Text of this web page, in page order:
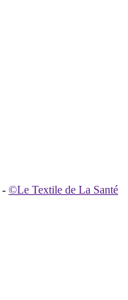
- ©Le Textile de La Santé